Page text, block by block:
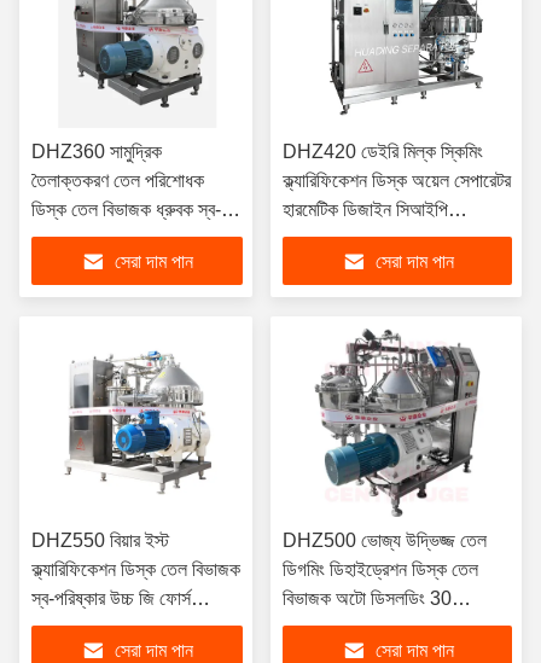
DHZ360 সামুদ্রিক
তৈলাক্তকরণ তেল পরিশোধক
ডিস্ক তেল বিভাজক ধ্রুবক স্ব-
পরিষ্কার আইএমও সম্মতি 15KW
সেরা দাম পান
DHZ420 ডেইরি মিল্ক স্কিমিং
ক্ল্যারিফিকেশন ডিস্ক অয়েল সেপারেটর
হারমেটিক ডিজাইন সিআইপি
সামঞ্জস্যপূর্ণ 22KW ফুড গ্রেড
সেরা দাম পান
DHZ550 বিয়ার ইস্ট
ক্ল্যারিফিকেশন ডিস্ক তেল বিভাজক
স্ব-পরিষ্কার উচ্চ জি ফোর্স
45KW মদ্যপান গ্রেড
সেরা দাম পান
DHZ500 ভোজ্য উদ্ভিজ্জ তেল
ডিগমিং ডিহাইড্রেশন ডিস্ক তেল
বিভাজক অটো ডিসলডিং 30
কেডব্লিউ সয়াবিন বাদাম তেল
সেরা দাম পান